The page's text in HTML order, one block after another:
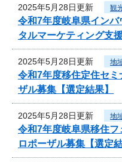
2025年5月28日更新 観
令和7年度岐阜県イン
タルマーケティング支
2025年5月28日更新 地
令和7年度移住定住セ
ザル募集【選定結果】
2025年5月28日更新 地
令和7年度岐阜県移住
ロポーザル募集【選定結